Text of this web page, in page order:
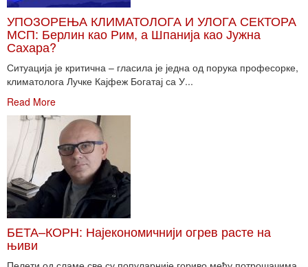
УПОЗОРЕЊА КЛИМАТОЛОГА И УЛОГА СЕКТОРА
МСП: Берлин као Рим, а Шпанија као Јужна
Сахара?
Ситуација је критична – гласила је једна од порука професорке,
климатолога Лучке Кајфеж Богатај са У...
Read More
БЕТА–КОРН: Најекономичнији огрев расте на
њиви